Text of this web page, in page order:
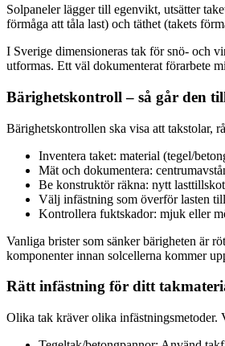
Solpaneler lägger till egenvikt, utsätter
förmåga att tåla last) och täthet (takets
I Sverige dimensioneras tak för snö- och
utformas. Ett väl dokumenterat förarbete
Bärighetskontroll – så går den
Bärighetskontrollen ska visa att takstolar,
Inventera taket: material (tegel/
Mät och dokumentera:
Be konstruktör räkna: nytt
Välj infästning som överför lasten
Kontrollera fuktskador: mjuk eller
Vanliga brister som sänker bärigheten är
komponenter innan solcellerna kommer
Rätt infästning för ditt
Olika tak kräver olika